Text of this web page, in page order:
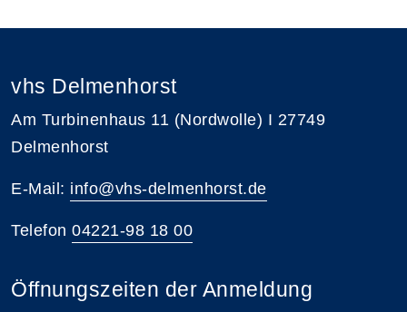
vhs Delmenhorst
Am Turbinenhaus 11 (Nordwolle) I 27749
Delmenhorst
E-Mail: info@vhs-delmenhorst.de
Telefon 04221-98 18 00
Öffnungszeiten der Anmeldung